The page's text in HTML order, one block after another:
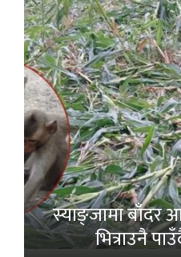
स्याङ्जामा बाँदर
भित्राउनै